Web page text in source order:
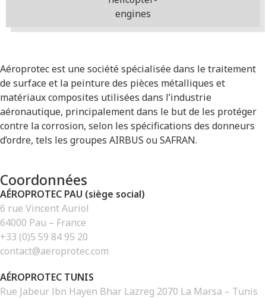
Aéroprotec est une société spécialisée dans le traitement
de surface et la peinture des pièces métalliques et
matériaux composites utilisées dans l’industrie
aéronautique, principalement dans le but de les protéger
contre la corrosion, selon les spécifications des donneurs
d’ordre, tels les groupes AIRBUS ou SAFRAN.
Coordonnées
AÉROPROTEC PAU (siège social)
6 rue Vincent Auriol
64000 Pau – France
+33 (0)5 59 84 95 20
contact@aeroprotec.com
AÉROPROTEC TUNIS
Rue Jabeur lbn Hayen Bhar Lazreg 2070 La Marsa – Tunis